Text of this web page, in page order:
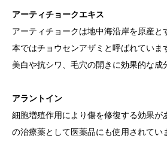
アーティチョークエキス
アーティチョークは地中海沿岸を原産と
本ではチョウセンアザミと呼ばれていま
美白や抗シワ、毛穴の開きに効果的な成
アラントイン
細胞増殖作用により傷を修復する効果が
の治療薬として医薬品にも使用されてい